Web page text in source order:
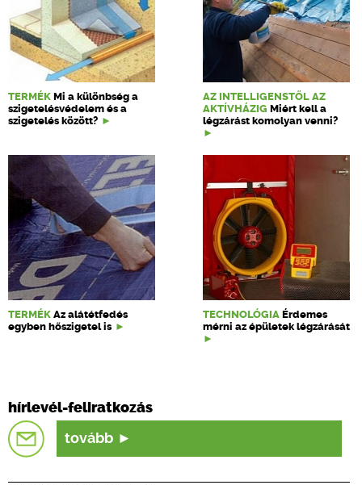
TERMÉK Mi a különbség a
szigetelésvédelem és a
szigetelés között?
AZ INTELLIGENSTŐL AZ
AKTÍVHÁZIG Miért kell a
légzárást komolyan venni?
TERMÉK Az alátétfedés
egyben hőszigetel is
TECHNOLÓGIA Érdemes
mérni az épületek légzárását
hírlevél-feliratkozás
tovább